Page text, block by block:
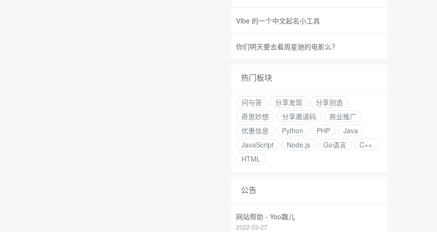
Vibe 的一个中文起名小工具
你们明天要去看周星驰的电影么？
热门板块
问与答 分享发现
分享创造
奇思妙想
分享邀请码
商业推广
优惠信息
Python PHP
Java
JavaScript
Node.js Go语言
C++
HTML
公告
网站帮助 - Yoo趣儿
2022-03-27